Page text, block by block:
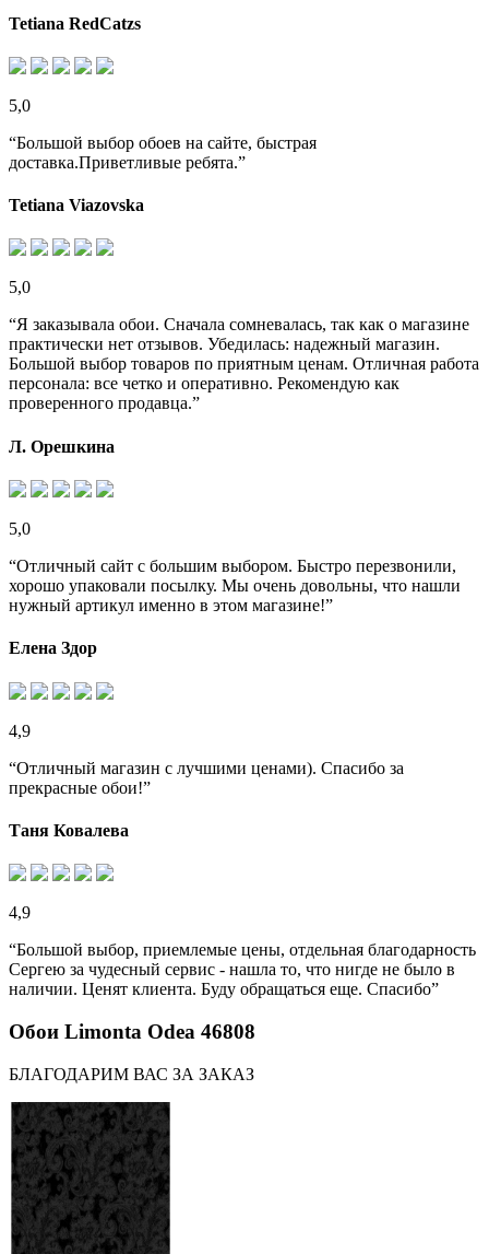
Tetiana RedCatzs
5,0
“Большой выбор обоев на сайте, быстрая
доставка.Приветливые ребята.”
Tetiana Viazovska
5,0
“Я заказывала обои. Сначала сомневалась, так как о магазине
практически нет отзывов. Убедилась: надежный магазин.
Большой выбор товаров по приятным ценам. Отличная работа
персонала: все четко и оперативно. Рекомендую как
проверенного продавца.”
Л. Орешкина
5,0
“Отличный сайт с большим выбором. Быстро перезвонили,
хорошо упаковали посылку. Мы очень довольны, что нашли
нужный артикул именно в этом магазине!”
Елена Здор
4,9
“Отличный магазин с лучшими ценами). Спасибо за
прекрасные обои!”
Таня Ковалева
4,9
“Большой выбор, приемлемые цены, отдельная благодарность
Сергею за чудесный сервис - нашла то, что нигде не было в
наличии. Ценят клиента. Буду обращаться еще. Спасибо”
Обои Limonta Odea 46808
БЛАГОДАРИМ ВАС ЗА ЗАКАЗ